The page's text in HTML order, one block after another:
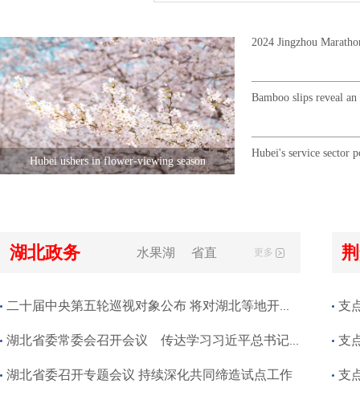
Hubei ushers in flower-viewing season
2024 Jingzhou
Bamboo slips reveal
Hubei's service sector
湖北政务 水果湖 省直 更多
二十届中央第五轮巡视对象公布 将对湖北等地开展常规巡视
湖北省委常委会召开会议 传达学习习近平总书记 重要指示精神
湖北省委召开专题会议 持续深化共同缔造试点工作
黄冈 咸宁 恩施 仙桃 潜江 神农架
支点
支点
支